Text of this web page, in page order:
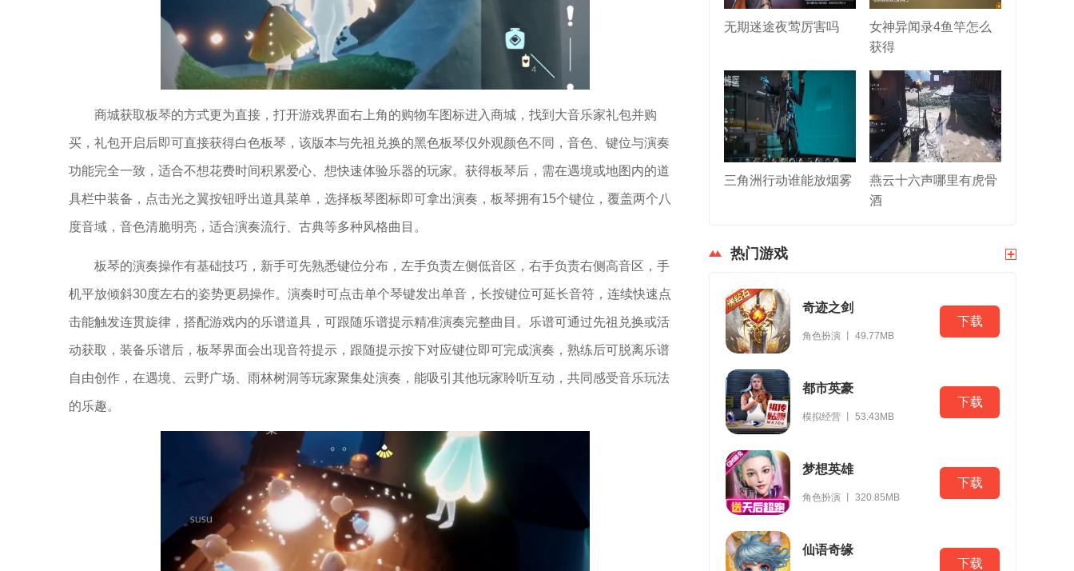
商城获取板琴的方式更为直接，打开游戏界面右上角的购物车图标进入商城，找到大音乐家礼包并购
买，礼包开启后即可直接获得白色板琴，该版本与先祖兑换的黑色板琴仅外观颜色不同，音色、键位与演奏
功能完全一致，适合不想花费时间积累爱心、想快速体验乐器的玩家。获得板琴后，需在遇境或地图内的道
具栏中装备，点击光之翼按钮呼出道具菜单，选择板琴图标即可拿出演奏，板琴拥有15个键位，覆盖两个八
度音域，音色清脆明亮，适合演奏流行、古典等多种风格曲目。
板琴的演奏操作有基础技巧，新手可先熟悉键位分布，左手负责左侧低音区，右手负责右侧高音区，手
机平放倾斜30度左右的姿势更易操作。演奏时可点击单个琴键发出单音，长按键位可延长音符，连续快速点
击能触发连贯旋律，搭配游戏内的乐谱道具，可跟随乐谱提示精准演奏完整曲目。乐谱可通过先祖兑换或活
动获取，装备乐谱后，板琴界面会出现音符提示，跟随提示按下对应键位即可完成演奏，熟练后可脱离乐谱
自由创作，在遇境、云野广场、雨林树洞等玩家聚集处演奏，能吸引其他玩家聆听互动，共同感受音乐玩法
的乐趣。
无期迷途夜莺厉害吗
女神异闻录4鱼竿怎么
获得
三角洲行动谁能放烟雾
燕云十六声哪里有虎骨
酒
热门游戏
奇迹之剑
角色扮演 丨 49.77MB
下载
都市英豪
模拟经营 丨 53.43MB
下载
梦想英雄
角色扮演 丨 320.85MB
下载
仙语奇缘
下载